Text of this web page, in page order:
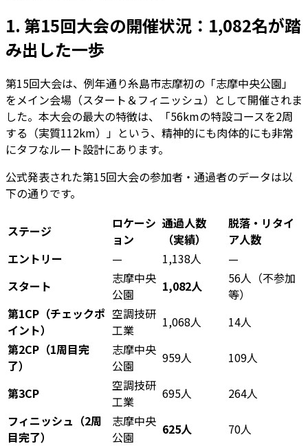
1. 第15回大会の開催状況：1,082名が踏
み出した一歩
第15回大会は、例年通り糸島市志摩初の「志摩中央公園」
をメイン会場（スタート＆フィニッシュ）として開催されま
した。本大会の最大の特徴は、「56kmの特設コースを2周
する（実質112km）」という、精神的にも肉体的にも非常
にタフなルート設計にあります。
公式発表された第15回大会の参加者・通過者のデータは以
下の通りです。
ステージ
ロケーシ
ョン
通過人数
（実績）
脱落・リタイ
ア人数
エントリー
— 1,138人
—
スタート
志摩中央
公園
1,082人
56人（不参加
等）
第1CP（チェックポ
イント）
空調技研
工業
1,068人
14人
第2CP（1周目完
了）
志摩中央
公園
959人 109人
第3CP
空調技研
工業
695人
264人
フィニッシュ（2周
目完了）
志摩中央
公園
625人 70人